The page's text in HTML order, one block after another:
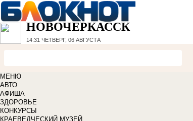
НОВОЧЕРКАССК
14:31 ЧЕТВЕРГ, 06 АВГУСТА
МЕНЮ
АВТО
АФИША
ЗДОРОВЬЕ
КОНКУРСЫ
КРАЕВЕДЧЕСКИЙ МУЗЕЙ